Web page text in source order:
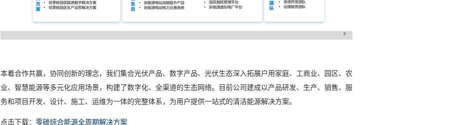
本着合作共赢，协同创新的理念，我们集合光伏产品、数字产品、光伏生态深入拓展户用家庭、工商业、园区、农
业、智慧能源等多元化应用场景，构建了数字化、全渠道的生态网络。目前公司建成以产品研发、生产、销售、服
务和项目开发、设计、施工、运维为一体的完整体系，为用户提供一站式的清洁能源解决方案。
点击下载： 零碳综合能源全周期解决方案